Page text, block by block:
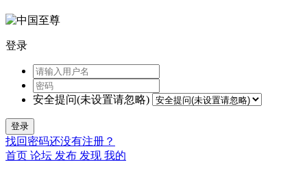
登录
安全提问(未设置请忽略)
登录
找回密码还没有注册？
首页 论坛 发布 发现 我的